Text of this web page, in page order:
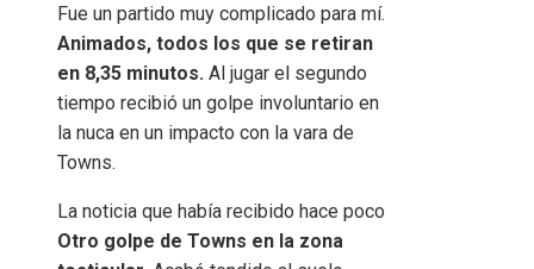
Fue un partido muy complicado para mí.
Animados, todos los que se retiran
en 8,35 minutos. Al jugar el segundo
tiempo recibió un golpe involuntario en
la nuca en un impacto con la vara de
Towns.
La noticia que había recibido hace poco
Otro golpe de Towns en la zona